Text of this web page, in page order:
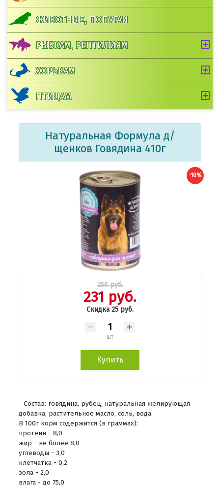
ЖИВОТНЫЕ, ПОПУГАИ
РЫБКАМ, РЕПТИЛИЯМ
ХОРЬКАМ
ПТИЦАМ
Натуральная Формула д/
щенков Говядина 410г
-10%
256 руб.
231 руб.
Скидка 25 руб.
шт
Купить
Состав: говядина, рубец, натуральная желирующая
добавка, растительное масло, соль, вода.
В 100г корм содержится (в граммах):
протеин - 8,0
жир - не более 8,0
углеводы - 3,0
клетчатка - 0,2
зола - 2,0
влага - до 75,0